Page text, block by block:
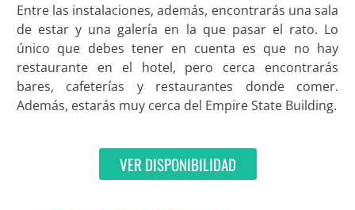
Entre las instalaciones, además, encontrarás una sala
de estar y una galería en la que pasar el rato. Lo
único que debes tener en cuenta es que no hay
restaurante en el hotel, pero cerca encontrarás
bares, cafeterías y restaurantes donde comer.
Además, estarás muy cerca del Empire State Building.
VER DISPONIBILIDAD